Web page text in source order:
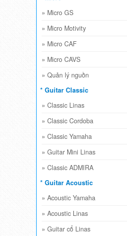
» Micro GS
» Micro Motivity
» Micro CAF
» Micro CAVS
» Quản lý nguồn
* Guitar Classic
» Classic Linas
» Classic Cordoba
» Classic Yamaha
» Guitar Mini Linas
» Classic ADMIRA
* Guitar Acoustic
» Acoustic Yamaha
» Acoustic Linas
» Guitar cổ Linas